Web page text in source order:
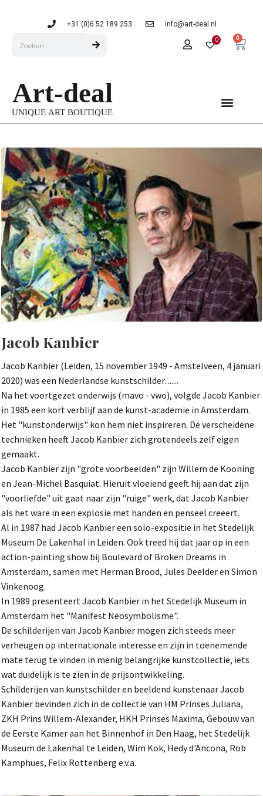
+31 (0)6 52 189 253 info@art-deal.nl
0 0
Jacob Kanbier
Jacob Kanbier (Leiden, 15 november 1949 - Amstelveen, 4 januari
2020) was een Nederlandse kunstschilder. ......
Na het voortgezet onderwijs (mavo - vwo), volgde Jacob Kanbier
in 1985 een kort verblijf aan de kunst-academie in Amsterdam.
Het "kunstonderwijs" kon hem niet inspireren. De verscheidene
technieken heeft Jacob Kanbier zich grotendeels zelf eigen
gemaakt.
Jacob Kanbier zijn "grote voorbeelden" zijn Willem de Kooning
en Jean-Michel Basquiat. Hieruit vloeiend geeft hij aan dat zijn
"voorliefde" uit gaat naar zijn "ruige" werk, dat Jacob Kanbier
als het ware in een explosie met handen en penseel creëert.
Al in 1987 had Jacob Kanbier een solo-expositie in het Stedelijk
Museum De Lakenhal in Leiden. Ook treed hij dat jaar op in een
action-painting show bij Boulevard of Broken Dreams in
Amsterdam, samen met Herman Brood, Jules Deelder en Simon
Vinkenoog.
In 1989 presenteert Jacob Kanbier in het Stedelijk Museum in
Amsterdam het "Manifest Neosymbolisme".
De schilderijen van Jacob Kanbier mogen zich steeds meer
verheugen op internationale interesse en zijn in toenemende
mate terug te vinden in menig belangrijke kunstcollectie, iets
wat duidelijk is te zien in de prijsontwikkeling.
Schilderijen van kunstschilder en beeldend kunstenaar Jacob
Kanbier bevinden zich in de collectie van HM Prinses Juliana,
ZKH Prins Willem-Alexander, HKH Prinses Maxima, Gebouw van
de Eerste Kamer aan het Binnenhof in Den Haag, het Stedelijk
Museum de Lakenhal te Leiden, Wim Kok, Hedy d'Ancona, Rob
Kamphues, Felix Rottenberg e.v.a.